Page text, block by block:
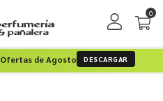
0
Ofertas de Agosto DESCARGAR